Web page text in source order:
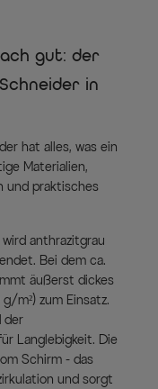
gut: der
in
hat alles, was ein
Materialien,
und praktisches
anthrazitgrau
Bei dem ca.
äußerst dickes
m²) zum Einsatz.
der
Langlebigkeit. Die
Schirm - das
und sorgt